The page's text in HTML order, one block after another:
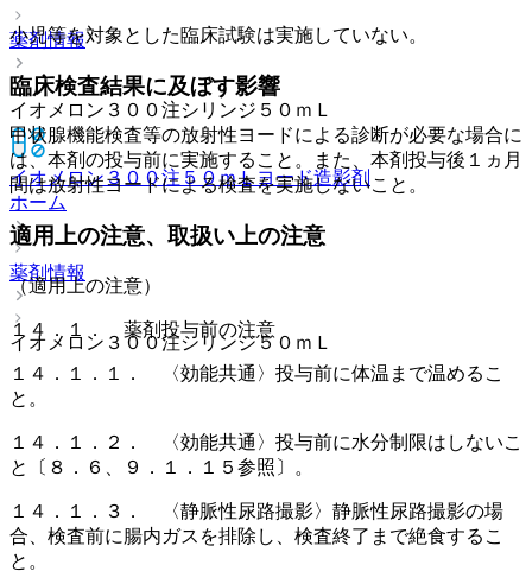
薬剤情報
イオメロン３００注シリンジ５０ｍＬ
イオメロン３００注５０ｍＬヨード造影剤
ホーム
薬剤情報
イオメロン３００注シリンジ５０ｍＬ
小児等を対象とした臨床試験は実施していない。
臨床検査結果に及ぼす影響
甲状腺機能検査等の放射性ヨードによる診断が必要な場合に
は、本剤の投与前に実施すること。また、本剤投与後１ヵ月
間は放射性ヨードによる検査を実施しないこと。
適用上の注意、取扱い上の注意
（適用上の注意）
１４．１． 薬剤投与前の注意
１４．１．１． 〈効能共通〉投与前に体温まで温めるこ
と。
１４．１．２． 〈効能共通〉投与前に水分制限はしないこ
と〔８．６、９．１．１５参照〕。
１４．１．３． 〈静脈性尿路撮影〉静脈性尿路撮影の場
合、検査前に腸内ガスを排除し、検査終了まで絶食するこ
と。